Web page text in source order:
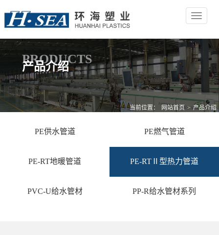
Toggle
PRODUCTS
产品介绍
当前位置： 网站首页 > 产品介绍
PE供水管道 PE燃气管道
PE-RT地暖管道 PE-RTⅡ型热力管道
PVC-U给水管材 PP-R给水管材系列